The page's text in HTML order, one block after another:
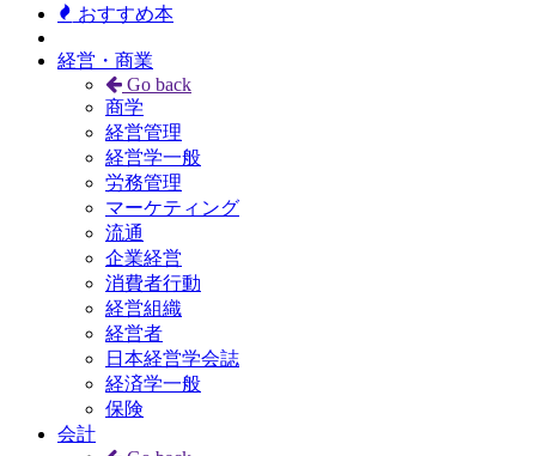
おすすめ本
経営・商業
Go back
商学
経営管理
経営学一般
労務管理
マーケティング
流通
企業経営
消費者行動
経営組織
経営者
日本経営学会誌
経済学一般
保険
会計